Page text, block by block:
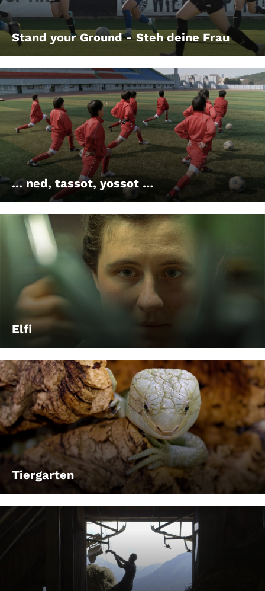
Stand your Ground - Steh deine Frau
... ned, tassot, yossot …
Elfi
Tiergarten